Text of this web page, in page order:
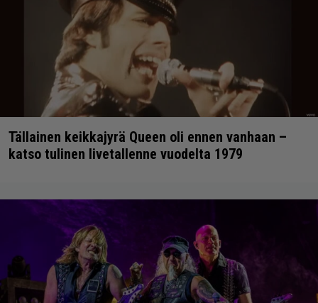
Tällainen keikkajyrä Queen oli ennen vanhaan –
katso tulinen livetallenne vuodelta 1979